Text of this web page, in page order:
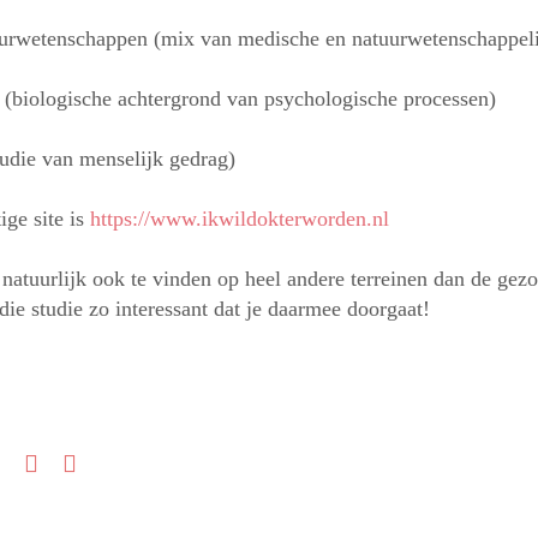
(mix van medische en
achtergrond van psychologische processen)
van menselijk gedrag)
site is https://www.ikwildokterworden.nl
ook te vinden op heel andere terreinen dan de
studie zo interessant dat je daarmee doorgaat!